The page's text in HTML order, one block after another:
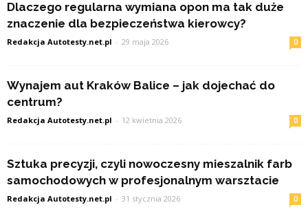
Dlaczego regularna wymiana opon ma tak duże
znaczenie dla bezpieczeństwa kierowcy?
Redakcja Autotesty.net.pl - 29 maja 2026 0
Wynajem aut Kraków Balice – jak dojechać do
centrum?
Redakcja Autotesty.net.pl - 12 kwietnia 2026 0
Sztuka precyzji, czyli nowoczesny mieszalnik farb
samochodowych w profesjonalnym warsztacie
Redakcja Autotesty.net.pl - 31 stycznia 2026 0